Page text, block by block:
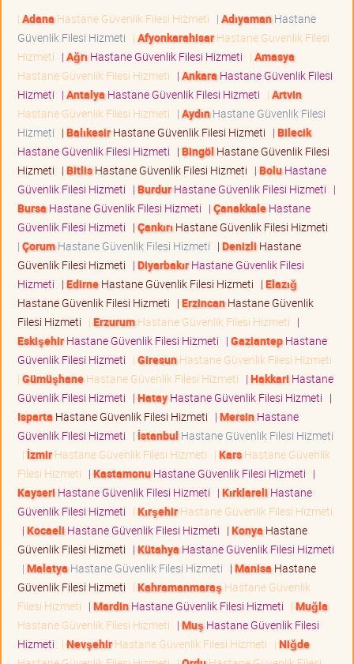
| Adana Hastane Güvenlik Filesi Hizmeti | AdıyamanHastane
Güvenlik Filesi Hizmeti | AfyonkarahisarHastane Güvenlik Filesi
Hizmeti | Ağrı Hastane Güvenlik Filesi Hizmeti | Amasya
Hastane Güvenlik Filesi Hizmeti | Ankara Hastane Güvenlik Filesi
Hizmeti | Antalya Hastane Güvenlik Filesi Hizmeti | Artvin
Hastane Güvenlik Filesi Hizmeti | AydınHastane Güvenlik Filesi
Hizmeti | BalıkesirHastane Güvenlik Filesi Hizmeti | Bilecik
Hastane Güvenlik Filesi Hizmeti | Bingöl Hastane Güvenlik Filesi
Hizmeti | BitlisHastane Güvenlik Filesi Hizmeti | BoluHastane
Güvenlik Filesi Hizmeti | BurdurHastane Güvenlik Filesi Hizmeti |
Bursa Hastane Güvenlik Filesi Hizmeti | ÇanakkaleHastane
Güvenlik Filesi Hizmeti | Çankırı Hastane Güvenlik Filesi Hizmeti
| ÇorumHastane Güvenlik Filesi Hizmeti | Denizli Hastane
Güvenlik Filesi Hizmeti | DiyarbakırHastane Güvenlik Filesi
Hizmeti | EdirneHastane Güvenlik Filesi Hizmeti | Elazığ
Hastane Güvenlik Filesi Hizmeti | ErzincanHastane Güvenlik
Filesi Hizmeti | ErzurumHastane Güvenlik Filesi Hizmeti |
EskişehirHastane Güvenlik Filesi Hizmeti | GaziantepHastane
Güvenlik Filesi Hizmeti | GiresunHastane Güvenlik Filesi Hizmeti
| GümüşhaneHastane Güvenlik Filesi Hizmeti | Hakkari Hastane
Güvenlik Filesi Hizmeti | HatayHastane Güvenlik Filesi Hizmeti |
Isparta Hastane Güvenlik Filesi Hizmeti | MersinHastane
Güvenlik Filesi Hizmeti | İstanbul Hastane Güvenlik Filesi Hizmeti
| İzmirHastane Güvenlik Filesi Hizmeti | KarsHastane Güvenlik
Filesi Hizmeti | KastamonuHastane Güvenlik Filesi Hizmeti |
Kayseri Hastane Güvenlik Filesi Hizmeti | Kırklareli Hastane
Güvenlik Filesi Hizmeti | KırşehirHastane Güvenlik Filesi Hizmeti
| Kocaeli Hastane Güvenlik Filesi Hizmeti | Konya Hastane
Güvenlik Filesi Hizmeti | Kütahya Hastane Güvenlik Filesi Hizmeti
| Malatya Hastane Güvenlik Filesi Hizmeti | Manisa Hastane
Güvenlik Filesi Hizmeti | Kahramanmaraş Hastane Güvenlik
Filesi Hizmeti | MardinHastane Güvenlik Filesi Hizmeti | Muğla
Hastane Güvenlik Filesi Hizmeti | Muş Hastane Güvenlik Filesi
Hizmeti | NevşehirHastane Güvenlik Filesi Hizmeti | Niğde